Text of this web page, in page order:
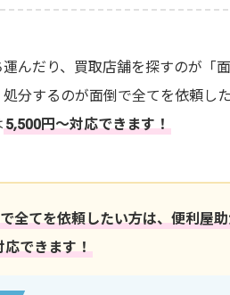
んだり、買取店舗を探すのが「
分するのが面倒で全てを依頼し
5,500円〜対応できます！
全てを依頼したい方は、便利屋
応できます！